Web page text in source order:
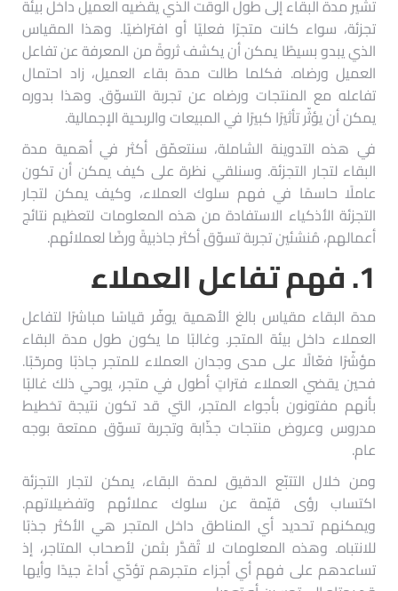
تشير مدة البقاء إلى طول الوقت الذي يقضيه العميل داخل بيئة
تجزئة، سواء كانت متجرًا فعليًا أو افتراضيًا. وهذا المقياس
الذي يبدو بسيطًا يمكن أن يكشف ثروةً من المعرفة عن تفاعل
العميل ورضاه. فكلما طالت مدة بقاء العميل، زاد احتمال
تفاعله مع المنتجات ورضاه عن تجربة التسوّق. وهذا بدوره
يمكن أن يؤثّر تأثيرًا كبيرًا في المبيعات والربحية الإجمالية.
في هذه التدوينة الشاملة، سنتعمّق أكثر في أهمية مدة
البقاء لتجار التجزئة. وسنلقي نظرة على كيف يمكن أن تكون
عاملًا حاسمًا في فهم سلوك العملاء، وكيف يمكن لتجار
التجزئة الأذكياء الاستفادة من هذه المعلومات لتعظيم نتائج
أعمالهم، مُنشئين تجربة تسوّق أكثر جاذبيةً ورضًا لعملائهم.
1. فهم تفاعل العملاء
مدة البقاء مقياس بالغ الأهمية يوفّر قياسًا مباشرًا لتفاعل
العملاء داخل بيئة المتجر. وغالبًا ما يكون طول مدة البقاء
مؤشّرًا فعّالًا على مدى وجدان العملاء للمتجر جاذبًا ومرحّبًا.
فحين يقضي العملاء فتراتٍ أطول في متجر، يوحي ذلك غالبًا
بأنهم مفتونون بأجواء المتجر، التي قد تكون نتيجة تخطيط
مدروس وعروض منتجات جذّابة وتجربة تسوّق ممتعة بوجه
عام.
ومن خلال التتبّع الدقيق لمدة البقاء، يمكن لتجار التجزئة
اكتساب رؤى قيّمة عن سلوك عملائهم وتفضيلاتهم.
ويمكنهم تحديد أي المناطق داخل المتجر هي الأكثر جذبًا
للانتباه. وهذه المعلومات لا تُقدَّر بثمن لأصحاب المتاجر، إذ
تساعدهم على فهم أي أجزاء متجرهم تؤدّي أداءً جيدًا وأيها